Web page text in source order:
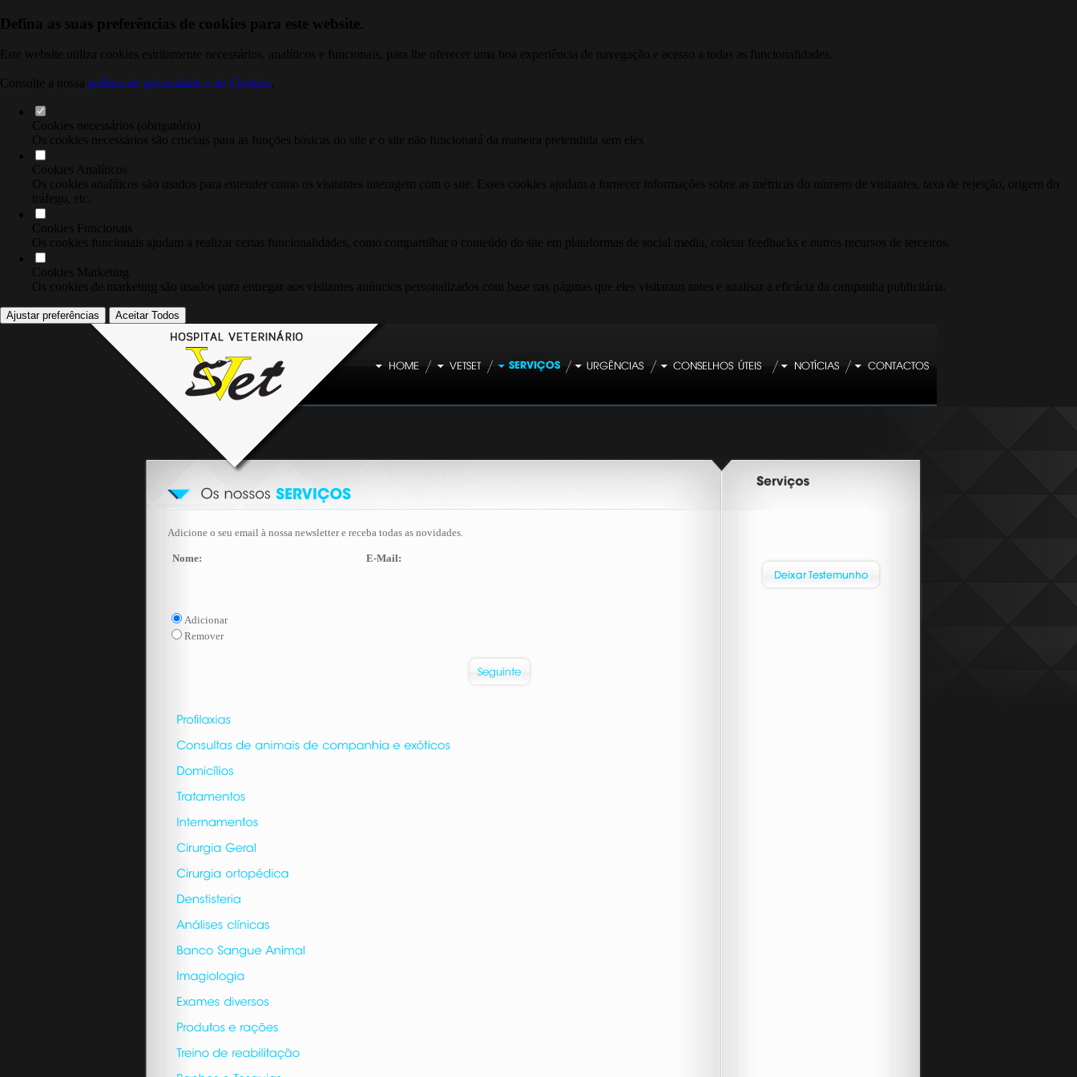
Defina as suas preferências de cookies para este website.
Este website utiliza cookies estritamente necessários, analíticos e funcionais, para lhe oferecer uma boa experiência de navegação e acesso a todas as funcionalidades.
Consulte a nossa política de privacidade e de Cookies
Cookies necessários (obrigatório)
Os cookies necessários são cruciais para as funções básicas do site e o site não funcionará da maneira pretendida sem eles
Cookies Analíticos
Os cookies analíticos são usados para entender como os visitantes interagem com o site. Esses cookies ajudam a fornecer informações sobre as métricas do número de visitantes, taxa de rejeição, origem do
tráfego, etc.
Cookies Funcionais
Os cookies funcionais ajudam a realizar certas funcionalidades, como compartilhar o conteúdo do site em plataformas de social media, coletar feedbacks e outros recursos de terceiros.
Cookies Marketing
Os cookies de marketing são usados para entregar aos visitantes anúncios personalizados com base nas páginas que eles visitaram antes e analisar a eficácia da campanha publicitária.
Ajustar preferências Aceitar Todos
Adicione o seu email à nossa newsletter e receba todas as novidades.
Nome: E-Mail:
Adicionar
Remover